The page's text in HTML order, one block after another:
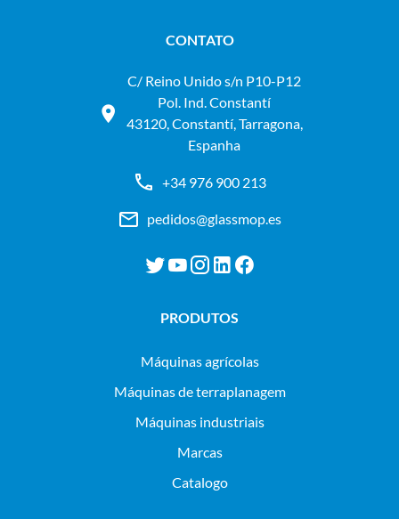
CONTATO
C/ Reino Unido s/n P10-P12
Pol. Ind. Constantí
43120, Constantí, Tarragona,
Espanha
+34 976 900 213
pedidos@glassmop.es
PRODUTOS
máquinas agrícolas
máquinas de terraplanagem
máquinas industriais
Marcas
Catalogo